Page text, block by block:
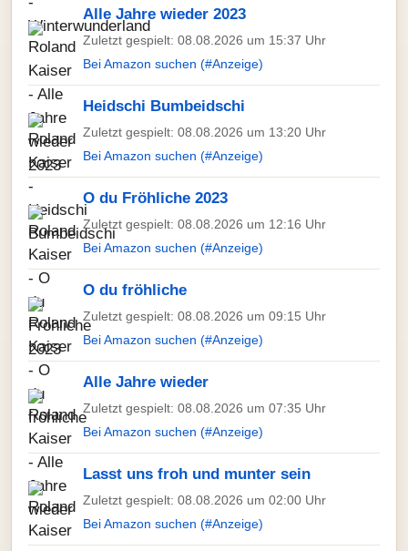
Alle Jahre wieder 2023
Zuletzt gespielt: 08.08.2026 um 15:37 Uhr
Bei Amazon suchen (#Anzeige)
Heidschi Bumbeidschi
Zuletzt gespielt: 08.08.2026 um 13:20 Uhr
Bei Amazon suchen (#Anzeige)
O du Fröhliche 2023
Zuletzt gespielt: 08.08.2026 um 12:16 Uhr
Bei Amazon suchen (#Anzeige)
O du fröhliche
Zuletzt gespielt: 08.08.2026 um 09:15 Uhr
Bei Amazon suchen (#Anzeige)
Alle Jahre wieder
Zuletzt gespielt: 08.08.2026 um 07:35 Uhr
Bei Amazon suchen (#Anzeige)
Lasst uns froh und munter sein
Zuletzt gespielt: 08.08.2026 um 02:00 Uhr
Bei Amazon suchen (#Anzeige)